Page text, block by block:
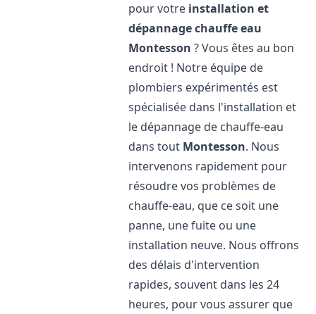
pour votre installation et
dépannage chauffe eau
Montesson ? Vous êtes au bon
endroit ! Notre équipe de
plombiers expérimentés est
spécialisée dans l'installation et
le dépannage de chauffe-eau
dans tout Montesson. Nous
intervenons rapidement pour
résoudre vos problèmes de
chauffe-eau, que ce soit une
panne, une fuite ou une
installation neuve. Nous offrons
des délais d'intervention
rapides, souvent dans les 24
heures, pour vous assurer que